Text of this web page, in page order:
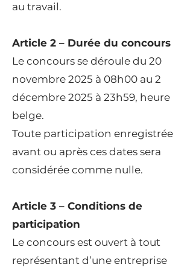
au travail.
Article 2 – Durée du concours
Le concours se déroule du 20
novembre 2025 à 08h00 au 2
décembre 2025 à 23h59, heure
belge.
Toute participation enregistrée
avant ou après ces dates sera
considérée comme nulle.
Article 3 – Conditions de
participation
Le concours est ouvert à tout
représentant d’une entreprise